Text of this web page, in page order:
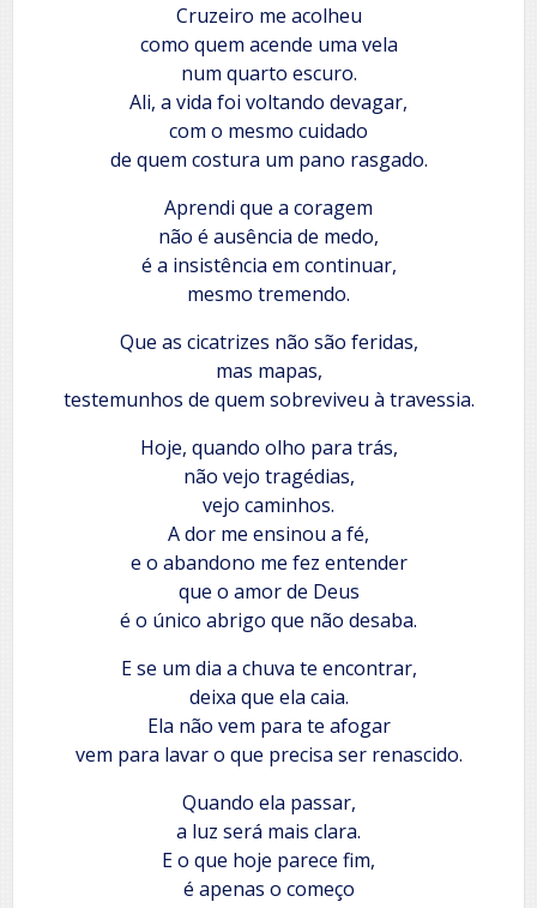
Cruzeiro me acolheu
como quem acende uma vela
num quarto escuro.
Ali, a vida foi voltando devagar,
com o mesmo cuidado
de quem costura um pano rasgado.
Aprendi que a coragem
não é ausência de medo,
é a insistência em continuar,
mesmo tremendo.
Que as cicatrizes não são feridas,
mas mapas,
testemunhos de quem sobreviveu à travessia.
Hoje, quando olho para trás,
não vejo tragédias,
vejo caminhos.
A dor me ensinou a fé,
e o abandono me fez entender
que o amor de Deus
é o único abrigo que não desaba.
E se um dia a chuva te encontrar,
deixa que ela caia.
Ela não vem para te afogar
vem para lavar o que precisa ser renascido.
Quando ela passar,
a luz será mais clara.
E o que hoje parece fim,
é apenas o começo